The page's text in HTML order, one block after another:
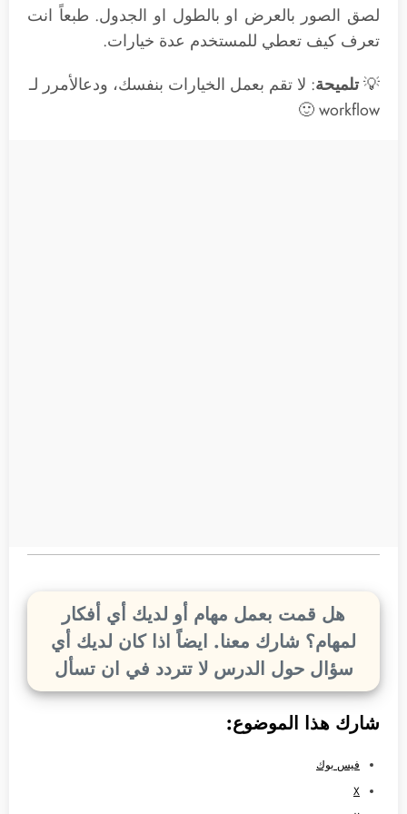
لصق الصور بالعرض او بالطول او الجدول. طبعاً انت
تعرف كيف تعطي للمستخدم عدة خيارات.
💡تلميحة: لا تقم بعمل الخيارات بنفسك، ودعالأمرر لـ
workflow 🙂
هل قمت بعمل مهام أو لديك أي أفكار
لمهام؟ شارك معنا. ايضاً اذا كان لديك أي
سؤال حول الدرس لا تتردد في ان تسأل
شارك هذا الموضوع:
فيس بوك
X